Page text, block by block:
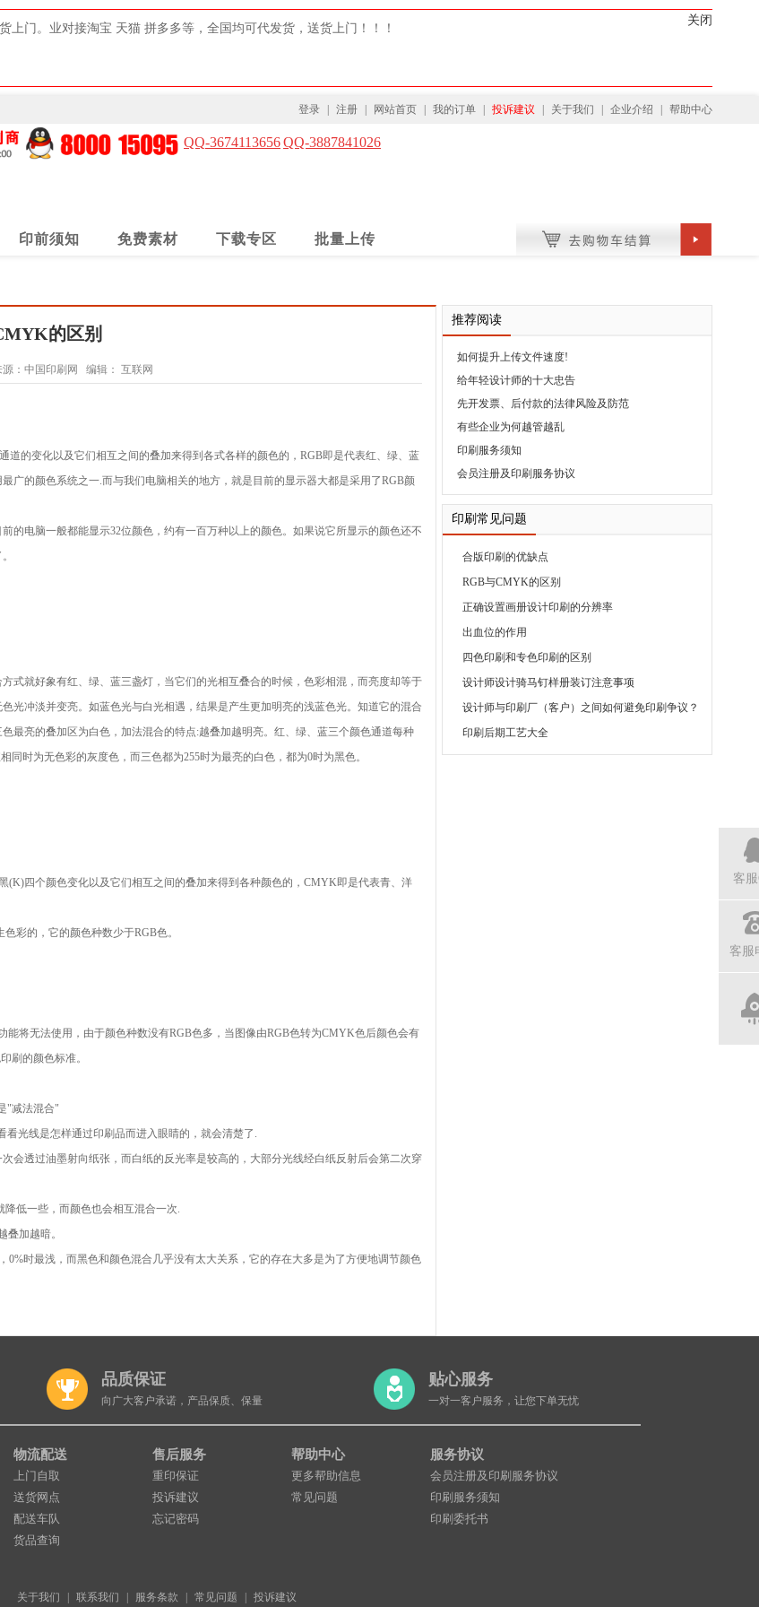
门。业对接淘宝 天猫 拼多多等，全国均可代发货，送货上门！！！
关闭
登录 注册 网站首页 我的订单 投诉建议 关于我们 企业介绍 帮助中心
QQ-3674113656QQ-3887841026
印前须知 免费素材 下载专区 批量上传
的区别
源：中国印刷网 编辑： 互联网
的变化以及它们相互之间的叠加来得到各式各样的颜色的，RGB即是代表红、绿、蓝
广的颜色系统之一.而与我们电脑相关的地方，就是目前的显示器大都是采用了RGB颜
的电脑一般都能显示32位颜色，约有一百万种以上的颜色。如果说它所显示的颜色还不
式就好象有红、绿、蓝三盏灯，当它们的光相互叠合的时候，色彩相混，而亮度却等于
光冲淡并变亮。如蓝色光与白光相遇，结果是产生更加明亮的浅蓝色光。知道它的混合
最亮的叠加区为白色，加法混合的特点:越叠加越明亮。红、绿、蓝三个颜色通道每种
同时为无色彩的灰度色，而三色都为255时为最亮的白色，都为0时为黑色。
四个颜色变化以及它们相互之间的叠加来得到各种颜色的，CMYK即是代表青、洋
彩的，它的颜色种数少于RGB色。
将无法使用，由于颜色种数没有RGB色多，当图像由RGB色转为CMYK色后颜色会有
刷的颜色标准。
"减法混合"
光线是怎样通过印刷品而进入眼睛的，就会清楚了.
会透过油墨射向纸张，而白纸的反光率是较高的，大部分光线经白纸反射后会第二次穿
低一些，而颜色也会相互混合一次.
叠加越暗。
时最浅，而黑色和颜色混合几乎没有太大关系，它的存在大多是为了方便地调节颜色
推荐阅读
如何提升上传文件速度!
给年轻设计师的十大忠告
先开发票、后付款的法律风险及防范
有些企业为何越管越乱
印刷服务须知
会员注册及印刷服务协议
印刷常见问题
合版印刷的优缺点
RGB与CMYK的区别
正确设置画册设计印刷的分辨率
出血位的作用
四色印刷和专色印刷的区别
设计师设计骑马钉样册装订注意事项
设计师与印刷厂（客户）之间如何避免印刷争议？
印刷后期工艺大全
品质保证
向广大客户承诺，产品保质、保量
贴心服务
一对一客户服务，让您下单无忧
物流配送
上门自取
送货网点
配送车队
货品查询
售后服务
重印保证
投诉建议
忘记密码
帮助中心
更多帮助信息
常见问题
服务协议
会员注册及印刷服务协议
印刷服务须知
印刷委托书
关于我们 联系我们 服务条款 常见问题 投诉建议
客
客服